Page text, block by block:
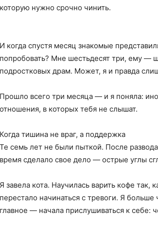
которую нужно срочно чинить.
И когда спустя месяц знакомые
попробовать? Мне шестьдесят три, ему —
подростковых драм. Может, я и правда
Прошло всего три месяца — и я поняла:
отношения, в которых тебя не слышат.
Когда тишина не враг, а поддержка
Те семь лет не были пыткой. После
время сделало свое дело — острые углы
Я завела кота. Научилась варить кофе
перестало начинаться с тревоги. Я больше
главное — начала прислушиваться к себе: